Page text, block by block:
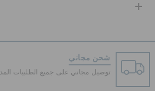
حالة الطلبية
شحن مجاني
توصيل مجاني على جميع الطلبيات